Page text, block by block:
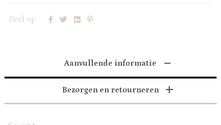
Deel op
Aanvullende informatie
Bezorgen en retourneren